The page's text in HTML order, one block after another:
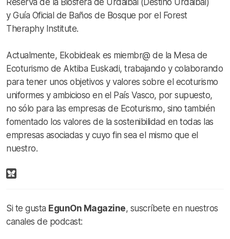
Reserva de la Biosfera de Urdaibai (Destino Urdaibai)
y Guía Oficial de Baños de Bosque por el Forest
Theraphy Institute.
Actualmente, Ekobideak es miembr@ de la Mesa de
Ecoturismo de Aktiba Euskadi, trabajando y colaborando
para tener unos objetivos y valores sobre el ecoturismo
uniformes y ambicioso en el País Vasco, por supuesto,
no sólo para las empresas de Ecoturismo, sino también
fomentado los valores de la sostenibilidad en todas las
empresas asociadas y cuyo fin sea el mismo que el
nuestro.
Si te gusta EgunOn Magazine, suscríbete en nuestros
canales de podcast: